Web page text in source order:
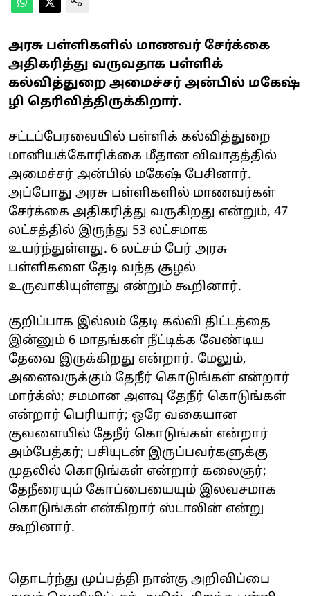
அரசு பள்ளிகளில் மாணவர் சேர்க்கை
அதிகரித்து வருவதாக பள்ளிக்
கல்வித்துறை அமைச்சர் அன்பில் மகேஷ்
ழி தெரிவித்திருக்கிறார்.
சட்டப்பேரவையில் பள்ளிக் கல்வித்துறை
மானியக்கோரிக்கை மீதான விவாதத்தில்
அமைச்சர் அன்பில் மகேஷ் பேசினார்.
அப்போது அரசு பள்ளிகளில் மாணவர்கள்
சேர்க்கை அதிகரித்து வருகிறது என்றும், 47
லட்சத்தில் இருந்து 53 லட்சமாக
உயர்ந்துள்ளது. 6 லட்சம் பேர் அரசு
பள்ளிகளை தேடி வந்த சூழல்
உருவாகியுள்ளது என்றும் கூறினார்.
குறிப்பாக இல்லம் தேடி கல்வி திட்டத்தை
இன்னும் 6 மாதங்கள் நீட்டிக்க வேண்டிய
தேவை இருக்கிறது என்றார். மேலும்,
அனைவருக்கும் தேநீர் கொடுங்கள் என்றார்
மார்க்ஸ்; சமமான அளவு தேநீர் கொடுங்கள்
என்றார் பெரியார்; ஒரே வகையான
குவளையில் தேநீர் கொடுங்கள் என்றார்
அம்பேத்கர்; பசியுடன் இருப்பவர்களுக்கு
முதலில் கொடுங்கள் என்றார் கலைஞர்;
தேநீரையும் கோப்பையையும் இலவசமாக
கொடுங்கள் என்கிறார் ஸ்டாலின் என்று
கூறினார்.
தொடர்ந்து முப்பத்தி நான்கு அறிவிப்பை